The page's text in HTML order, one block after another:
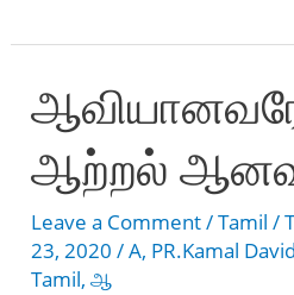
எனக்கும்
ஆற்றல்
Leave a Comment/Tamil /
23, 2020/A, PR.Kamal David
Tamil,ஆ